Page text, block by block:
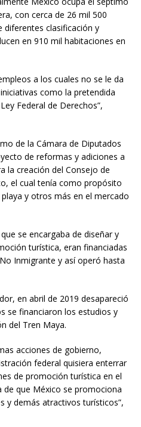
con cerca de 26 mil 500
clasificación y
en 910 mil habitaciones en
a los cuales no se le da
como la pretendida
Federal de Derechos”,
de la Cámara de Diputados
de reformas y adiciones a
la creación del Consejo de
el cual tenía como propósito
y otros más en el mercado
se encargaba de diseñar y
turística, eran financiadas
Inmigrante y así operó hasta
en abril de 2019 desapareció
se financiaron los estudios y
del Tren Maya.
acciones de gobierno,
federal quisiera enterrar
de promoción turística en el
que México se promociona
y demás atractivos turísticos”,